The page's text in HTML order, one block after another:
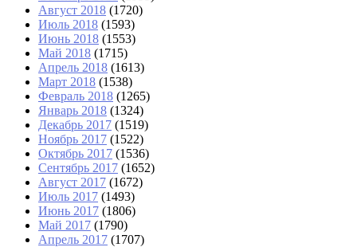
Август 2018 (1720)
Июль 2018 (1593)
Июнь 2018 (1553)
Май 2018 (1715)
Апрель 2018 (1613)
Март 2018 (1538)
Февраль 2018 (1265)
Январь 2018 (1324)
Декабрь 2017 (1519)
Ноябрь 2017 (1522)
Октябрь 2017 (1536)
Сентябрь 2017 (1652)
Август 2017 (1672)
Июль 2017 (1493)
Июнь 2017 (1806)
Май 2017 (1790)
Апрель 2017 (1707)